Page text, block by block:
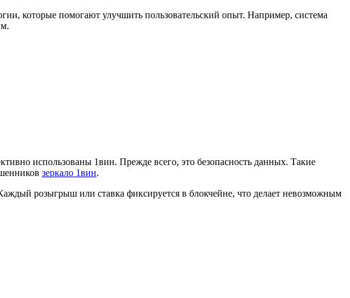
которые помогают улучшить пользовательский опыт. Например, система
использованы 1вин. Прежде всего, это безопасность данных. Такие
зеркало 1вин.
розыгрыш или ставка фиксируется в блокчейне, что делает невозможным